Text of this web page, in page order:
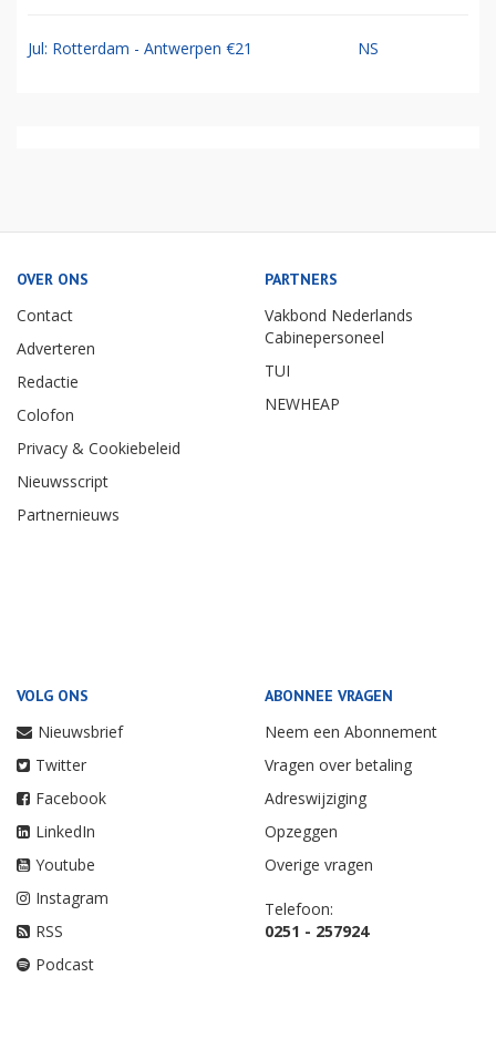
Jul: Rotterdam - Antwerpen €21 NS
OVER ONS
Contact
Adverteren
Redactie
Colofon
Privacy & Cookiebeleid
Nieuwsscript
Partnernieuws
PARTNERS
Vakbond Nederlands
Cabinepersoneel
TUI
NEWHEAP
VOLG ONS
Nieuwsbrief
Twitter
Facebook
LinkedIn
Youtube
Instagram
RSS
Podcast
ABONNEE VRAGEN
Neem een Abonnement
Vragen over betaling
Adreswijziging
Opzeggen
Overige vragen
Telefoon:
0251 - 257924